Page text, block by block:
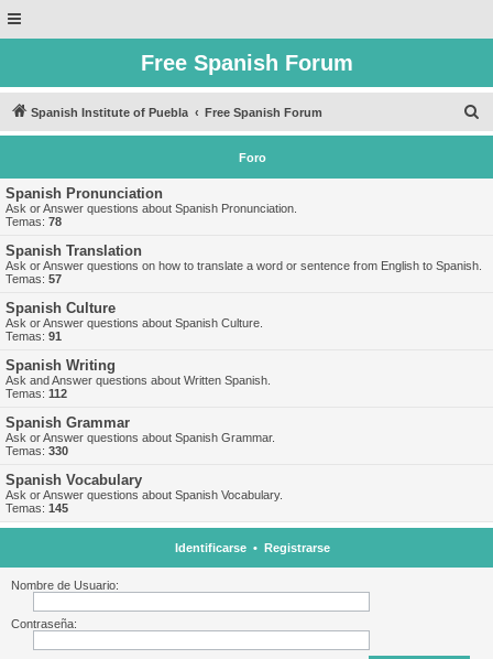
Free Spanish Forum
Spanish Institute of Puebla Free Spanish Forum
u
Foro
Spanish Pronunciation
Ask or Answer questions about Spanish Pronunciation.
Temas: 78
Spanish Translation
Ask or Answer questions on how to translate a word or sentence from English to Spanish.
Temas: 57
Spanish Culture
Ask or Answer questions about Spanish Culture.
Temas: 91
Spanish Writing
Ask and Answer questions about Written Spanish.
Temas: 112
Spanish Grammar
Ask or Answer questions about Spanish Grammar.
Temas: 330
Spanish Vocabulary
Ask or Answer questions about Spanish Vocabulary.
Temas: 145
Identificarse• Registrarse
Nombre de Usuario:
Contraseña: